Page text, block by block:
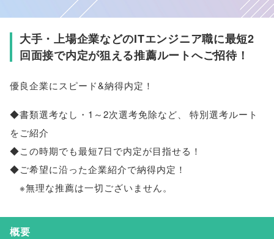
大手・上場企業などのITエンジニア職に最短2
回面接で内定が狙える推薦ルートへご招待！
優良企業にスピード&納得内定！
◆書類選考なし・1～2次選考免除など、
特別選考ルート
をご紹介
◆この時期でも最短7日で内定が目指せる！
◆ご希望に沿った企業紹介で納得内定！
※無理な推薦は一切ございません。
概要